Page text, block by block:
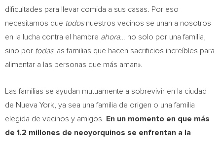
dificultades para llevar comida a sus casas. Por eso
necesitamos que todosnuestros vecinos se unan a nosotros
en la lucha contra el hambre ahora… no solo por una familia,
sino por todaslas familias que hacen sacrificios increíbles para
alimentar a las personas que más aman».
Las familias se ayudan mutuamente a sobrevivir en la ciudad
de Nueva York , ya sea una familia de origen o una familia
elegida de vecinos y amigos.
En un momento en que más
de 1.2 millones de neoyorquinos se enfrentan a la